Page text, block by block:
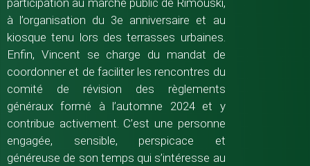
à l’organisation du 3e anniversaire et au
kiosque tenu lors des terrasses urbaines.
Enfin, Vincent se charge du mandat de
coordonner et de faciliter les rencontres du
comité de révision des règlements
généraux formé à l’automne 2024 et y
contribue activement. C’est une personne
engagée, sensible, perspicace et
généreuse de son temps qui s’intéresse au